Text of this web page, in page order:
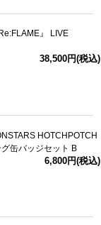
』 LIVE
38,500円(税込)
HOTCHPOTCH
缶バッジセット B
6,800円(税込)